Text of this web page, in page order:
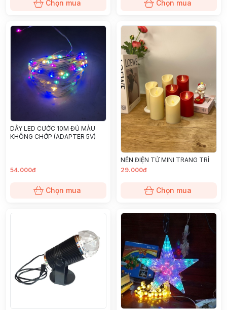
Chọn mua Chọn mua
DÂY LED CƯỚC 10M ĐỦ MÀU
KHÔNG CHỚP (ADAPTER 5V)
54.000đ
Chọn mua
NẾN ĐIỆN TỬ MINI TRANG TRÍ
29.000đ
Chọn mua